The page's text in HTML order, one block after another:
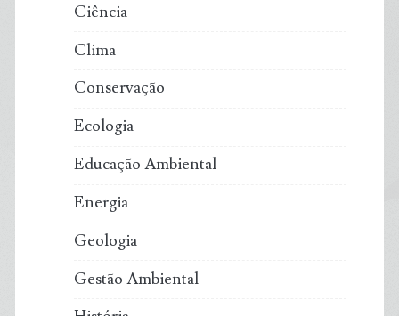
Ciência
Clima
Conservação
Ecologia
Educação Ambiental
Energia
Geologia
Gestão Ambiental